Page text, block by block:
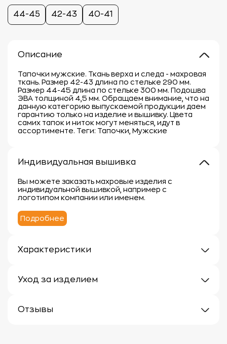
44-45 42-43 40-41
Описание
Тапочки мужские. Ткань верха и следа - махровая
ткань. Размер 42-43 длина по стельке 290 мм.
Размер 44-45 длина по стельке 300 мм. Подошва
ЭВА толщиной 4,5 мм. Обращаем внимание, что на
данную категорию выпускаемой продукции даем
гарантию только на изделие и вышивку. Цвета
самих тапок и ниток могут меняться, идут в
ассортименте. Теги: Тапочки, Мужские
Индивидуальная вышивка
Вы можете заказать махровые изделия с
индивидуальной вышивкой, например с
логотипом компании или именем.
Подробнее
Характеристики
Материал: 100% хлопок
Уход за изделием
чтобы сохранить их мягкость, впитывающие
Отзывы